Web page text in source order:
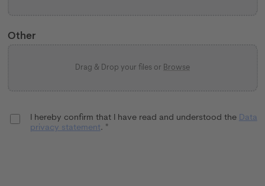
Other
Drag & Drop your files or Browse
I hereby confirm that I have read and understood the Data
privacy statement. *